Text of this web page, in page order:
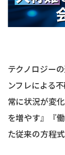
テクノロジー
ンフレによる
常に状況が変
を増やす』『
た従来の方程